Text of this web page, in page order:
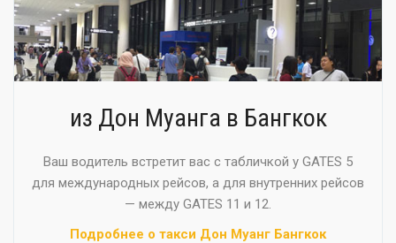
из Дон Муанга в Бангкок
Ваш водитель встретит вас с табличкой у GATES 5
для международных рейсов, а для внутренних рейсов
— между GATES 11 и 12.
Подробнее о такси Дон Муанг Бангкок